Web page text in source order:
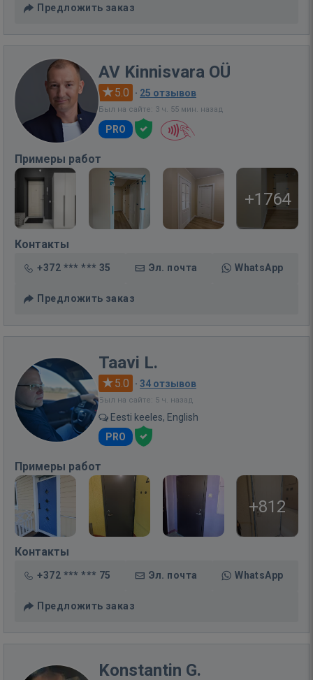
Предложить заказ
AV Kinnisvara OÜ
5.0 · 25 отзывов
Был на сайте: 3 ч. 55 мин. назад
PRO
Примеры работ
+1764
Контакты
+372 *** *** 35 Эл. почта WhatsApp
Предложить заказ
Taavi L.
5.0 · 34 отзывов
Был на сайте: 5 ч. назад
Eesti keeles, English
PRO
Примеры работ
+812
Контакты
+372 *** *** 75 Эл. почта WhatsApp
Предложить заказ
Konstantin G.